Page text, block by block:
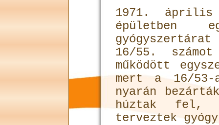
1971.
épületben
16/55.
működött
mert a 16/53-
nyarán
húztak fel,
terveztek